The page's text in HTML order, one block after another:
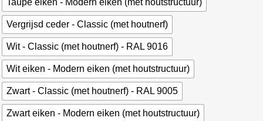
Taupe eiken - Modern eiken (met houtstructuur)
Vergrijsd ceder - Classic (met houtnerf)
Wit - Classic (met houtnerf) - RAL 9016
Wit eiken - Modern eiken (met houtstructuur)
Zwart - Classic (met houtnerf) - RAL 9005
Zwart eiken - Modern eiken (met houtstructuur)